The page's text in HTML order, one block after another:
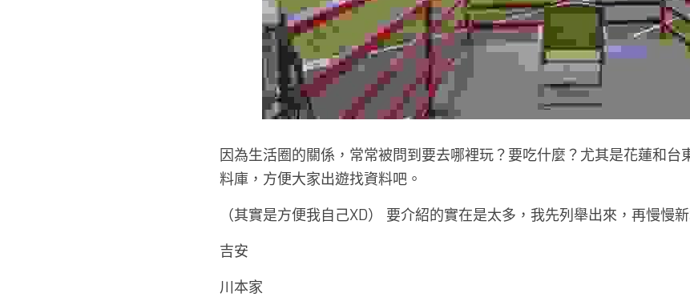
因為生活圈的關係，常常被問到要去哪裡玩？要吃什麼？尤其是花蓮和台
料庫，方便大家出遊找資料吧。
（其實是方便我自己XD） 要介紹的實在是太多，我先列舉出來，再慢慢
吉安
川本家